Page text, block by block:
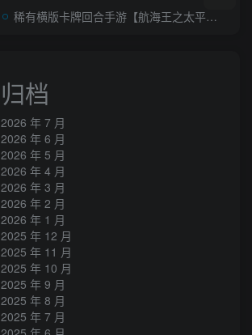
稀有横版卡牌回合手游【航海王之太平洋堡垒战】AI一键全自动搭建+最新整理Linux手工服务端+安卓苹果双端+GM授权后台+加解密工具+全套表+详细搭建教程
归档
2026 年 7 月
2026 年 6 月
2026 年 5 月
2026 年 4 月
2026 年 3 月
2026 年 2 月
2026 年 1 月
2025 年 12 月
2025 年 11 月
2025 年 10 月
2025 年 9 月
2025 年 8 月
2025 年 7 月